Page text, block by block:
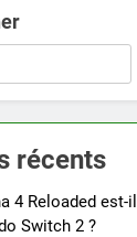
récents
4 Reloaded
Switch 2 ?